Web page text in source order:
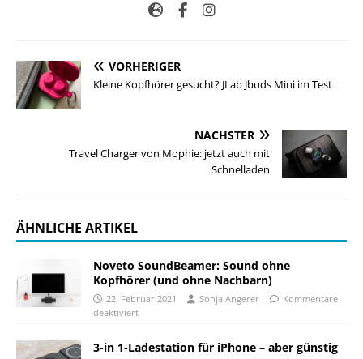
VORHERIGER
Kleine Kopfhörer gesucht? JLab Jbuds Mini im Test
NÄCHSTER
Travel Charger von Mophie: jetzt auch mit
Schnelladen
ÄHNLICHE ARTIKEL
Noveto SoundBeamer: Sound ohne
Kopfhörer (und ohne Nachbarn)
22. Februar 2021 Sonja Angerer
Kommentare
deaktiviert
3-in 1-Ladestation für iPhone – aber günstig